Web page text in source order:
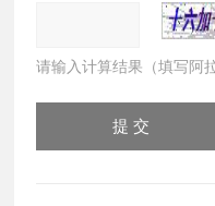
请输入计算结果（填写阿